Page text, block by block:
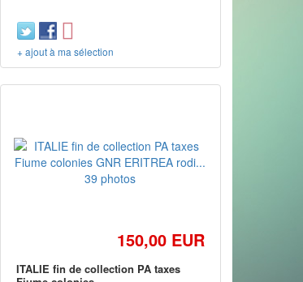
+ ajout à ma sélection
150,00 EUR
ITALIE fin de collection PA taxes